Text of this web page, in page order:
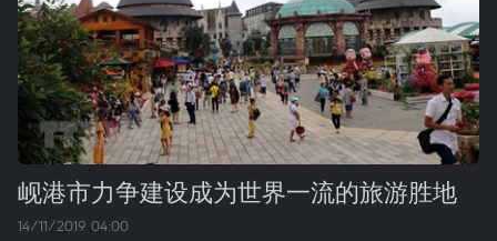
岘港市力争建设成为世界一流的旅游胜地
14/11/2019 04:00